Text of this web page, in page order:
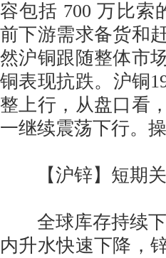
容包括 700 万比索
前下游需求备货和
然沪铜跟随整体市
铜表现抗跌。沪铜
整上行，从盘口看
一继续震荡下行。
【沪锌】短期关
全球库存持续下
内升水快速下降，